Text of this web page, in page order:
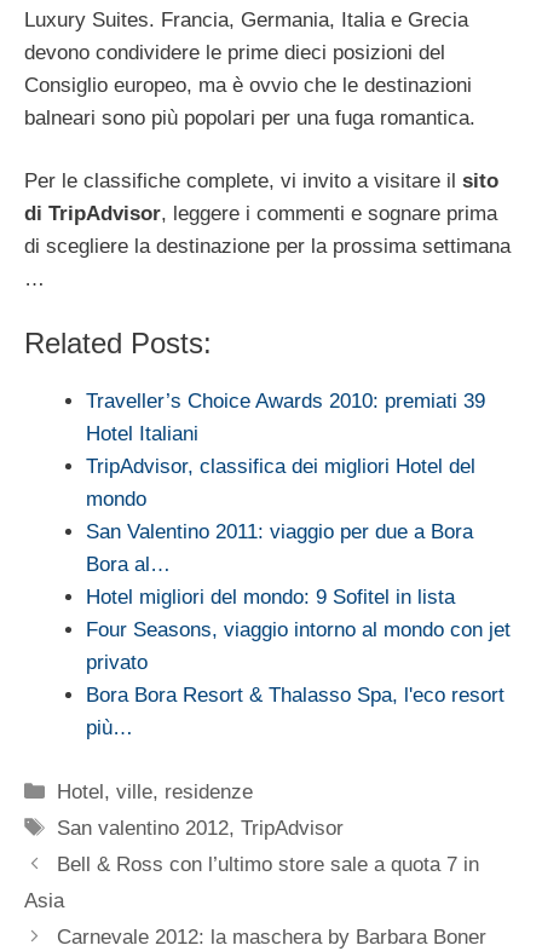
Luxury Suites. Francia, Germania, Italia e Grecia
devono condividere le prime dieci posizioni del
Consiglio europeo, ma è ovvio che le destinazioni
balneari sono più popolari per una fuga romantica.
Per le classifiche complete, vi invito a visitare il sito
di TripAdvisor, leggere i commenti e sognare prima
di scegliere la destinazione per la prossima settimana
…
Related Posts:
Traveller’s Choice Awards 2010: premiati 39
Hotel Italiani
TripAdvisor, classifica dei migliori Hotel del
mondo
San Valentino 2011: viaggio per due a Bora
Bora al…
Hotel migliori del mondo: 9 Sofitel in lista
Four Seasons, viaggio intorno al mondo con jet
privato
Bora Bora Resort & Thalasso Spa, l'eco resort
più…
Categorie
Hotel, ville, residenze
Tag
San valentino 2012,TripAdvisor
Bell & Ross con l’ultimo store sale a quota 7 in
Asia
Carnevale 2012: la maschera by Barbara Boner